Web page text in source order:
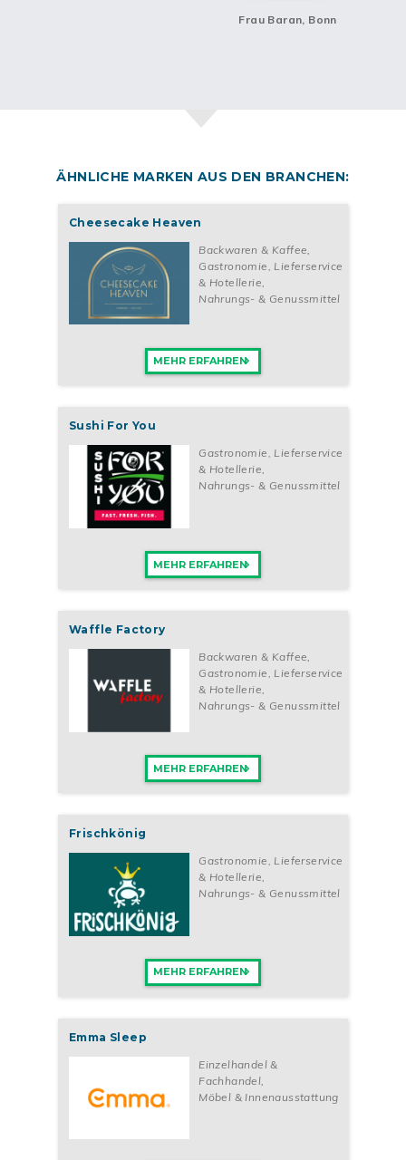
Frau Baran, Bonn
ÄHNLICHE MARKEN AUS DEN BRANCHEN:
Cheesecake Heaven
Backwaren & Kaffee,
Gastronomie, Lieferservice
& Hotellerie,
Nahrungs- & Genussmittel
MEHR ERFAHREN
Sushi For You
Gastronomie, Lieferservice
& Hotellerie,
Nahrungs- & Genussmittel
MEHR ERFAHREN
Waffle Factory
Backwaren & Kaffee
Gastronomie, Lieferservice
& Hotellerie
Nahrungs- & Genussmittel
MEHR ERFAHREN
Frischkönig
Gastronomie, Lieferservice
& Hotellerie,
Nahrungs- & Genussmittel
MEHR ERFAHREN
Emma Sleep
Einzelhandel &
Fachhandel
Möbel & Innenausstattung